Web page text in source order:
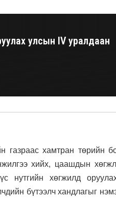
улсын IV уралдаан
газраас хамтран төрийн
хийх, цаашдын
нутгийн хөгжилд
бүтээлч хандлагыг